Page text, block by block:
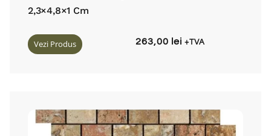
2,3×4,8×1 Cm
Vezi Produs 263,00 lei +TVA